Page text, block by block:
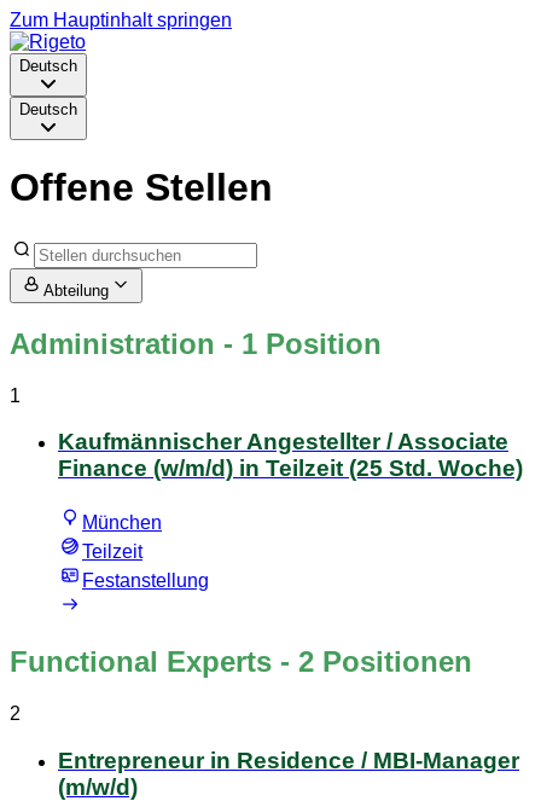
Zum Hauptinhalt springen
Deutsch
Deutsch
Offene Stellen
Abteilung
Administration - 1 Position
1
Kaufmännischer Angestellter / Associate
Finance (w/m/d) in Teilzeit (25 Std. Woche)
München
Teilzeit
Festanstellung
Functional Experts - 2 Positionen
2
Entrepreneur in Residence / MBI-Manager
(m/w/d)